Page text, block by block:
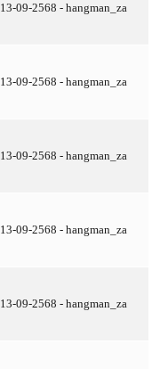
13-09-2568 - hangman_za
13-09-2568 - hangman_za
13-09-2568 - hangman_za
13-09-2568 - hangman_za
13-09-2568 - hangman_za